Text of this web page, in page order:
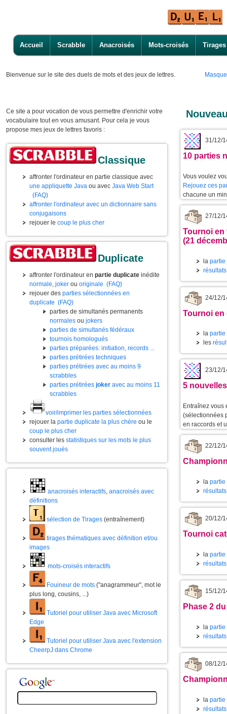
Accueil Scrabble Anacroisés Mots-croisés Tirages
Bienvenue sur le site des duels de mots et des jeux de lettres.
Ce site a pour vocation de vous permettre d'enrichir votre
vocabulaire tout en vous amusant. Pour cela je vous
propose mes jeux de lettres favoris :
Classique
affronter l'ordinateur en partie classique avec
une appliquette Java ou avec Java Web Start
(FAQ)
affronter l'ordinateur avec un dictionnaire sans
conjugaisons
rejouer le coup le plus cher
Duplicate
affronter l'ordinateur en partie duplicate inédite
normale, joker ou originale (FAQ)
rejouer des parties sélectionnées en
duplicate (FAQ)
parties de simultanés permanents
normales ou jokers
parties de simultanés fédéraux
tournois homologués
parties préparées: initiation, records ...
parties prétirées techniques
parties prétirées avec au moins 9
scrabbles
parties prétirées joker avec au moins 11
scrabbles
voir/imprimer les parties sélectionnées
rejouer la partie duplicate la plus chère ou le
coup le plus cher
consulter les statistiques sur les mots le plus
souvent joués
anacroisés interactifs, anacroisés avec
définitions
sélection de Tirages (entraînement)
tirages thématiques avec définition et/ou
images
mots-croisés interactifs
Fouineur de mots ("anagrammeur", mot le
plus long, cousins, ...)
Tutoriel pour utiliser Java avec Microsoft
Edge
Tutoriel pour utiliser Java avec l'extension
CheerpJ dans Chrome
31/12/
10 parties
Vous voulez
Rejouez ces
chacune un
27/12/
Tournoi en
(21
la partie
24/12/
Tournoi en
la partie
les
23/12/
5
Entraînez vous
(sélectionnées
en raccords et
22/12/
la partie
20/12/
Tournoi
la partie
15/12/
Phase 2
la partie
08/12/
la partie